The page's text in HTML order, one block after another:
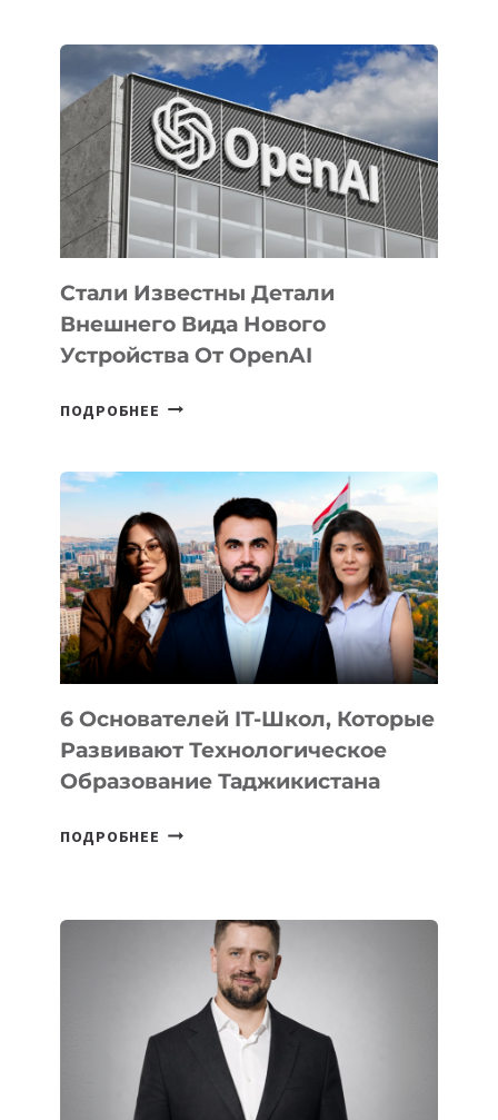
ПРИОРИТЕТНЫЕ
ЗАДАЧИ
ПО
РАЗВИТИЮ
ЭКОСИСТЕМЫ
ИСКУССТВЕННОГО
ИНТЕЛЛЕКТА
Стали Известны Детали
Внешнего Вида Нового
Устройства От OpenAI
ПОДРОБНЕЕ СТАЛИ
ВНЕШНЕГО
ВИДА
НОВОГО
УСТРОЙСТВА
ОТ
OPENAI
6 Основателей IT-Школ, Которые
Развивают Технологическое
Образование Таджикистана
ПОДРОБНЕЕ 6
КОТОРЫЕ
РАЗВИВАЮТ
ТЕХНОЛОГИЧЕСКОЕ
ОБРАЗОВАНИЕ
ТАДЖИКИСТАНА